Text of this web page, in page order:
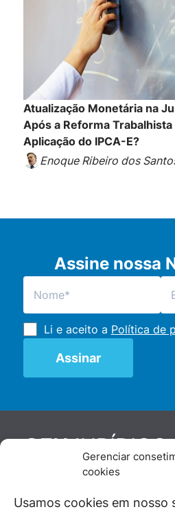
Gerenciar
cookies
Usamos cookies em nosso
Atualização Monetária na
Após a Reforma Trabalhista
Aplicação do IPCA-E?
Enoque Ribeiro dos
Assine nossa
Li e aceito a Política de
GENJURÍDICO
De maneira independente,
juristas e doutrinadores